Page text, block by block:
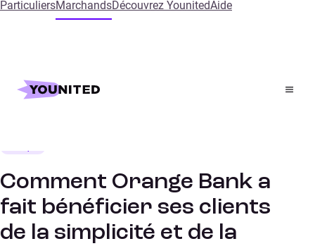
ParticuliersMarchandsDécouvrez YounitedAide
Accueil
References
Comment Orange Bank a fait bénéficier ses clients de la
Comment Orange Bank a
fait bénéficier ses clients
de la simplicité et de la